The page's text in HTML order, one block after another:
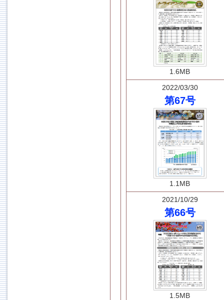
1.6MB
2022/03/30
第67号
1.1MB
2021/10/29
第66号
1.5MB